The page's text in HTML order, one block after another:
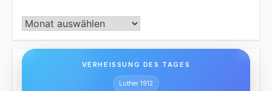
Archiv
VERHEISSUNG DES TAGES
Luther 1912